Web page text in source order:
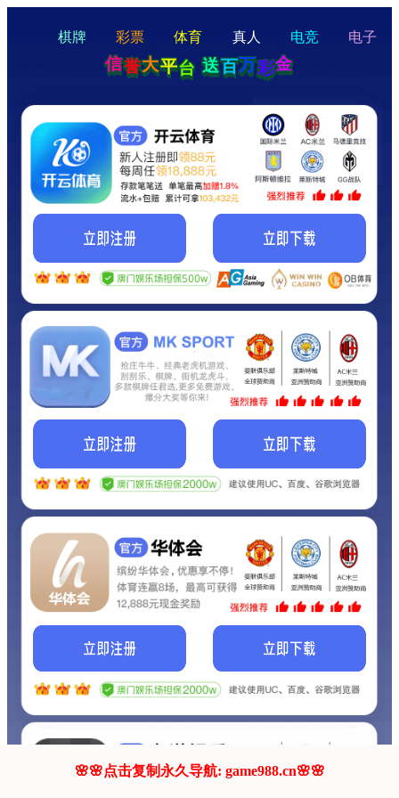
hello
Hey Guys!
我们即将上线啦...
我们的网站正在建设.
它将是非常棒的网站.
联系我们!